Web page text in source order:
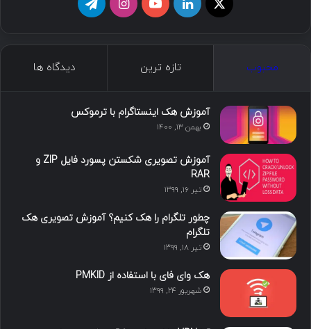
ما را دنبال کنید